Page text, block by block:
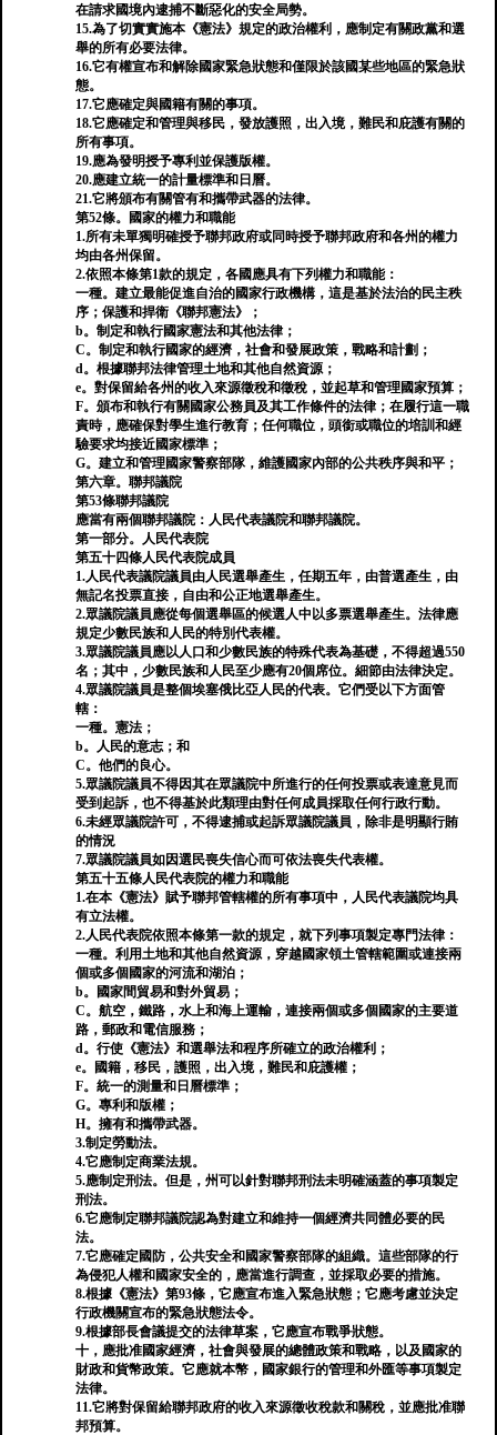
在請求國境內逮捕不斷惡化的安全局勢。
15.為了切實實施本《憲法》規定的政治權利，應制定有關政黨和選
舉的所有必要法律。
16.它有權宣布和解除國家緊急狀態和僅限於該國某些地區的緊急狀
態。
17.它應確定與國籍有關的事項。
18.它應確定和管理與移民，發放護照，出入境，難民和庇護有關的
所有事項。
19.應為發明授予專利並保護版權。
20.應建立統一的計量標準和日曆。
21.它將頒布有關管有和攜帶武器的法律。
第52條。國家的權力和職能
1.所有未單獨明確授予聯邦政府或同時授予聯邦政府和各州的權力
均由各州保留。
2.依照本條第1款的規定，各國應具有下列權力和職能：
一種。建立最能促進自治的國家行政機構，這是基於法治的民主秩
序；保護和捍衛《聯邦憲法》；
b。制定和執行國家憲法和其他法律；
C。制定和執行國家的經濟，社會和發展政策，戰略和計劃；
d。根據聯邦法律管理土地和其他自然資源；
e。對保留給各州的收入來源徵稅和徵稅，並起草和管理國家預算；
F。頒布和執行有關國家公務員及其工作條件的法律；在履行這一職
責時，應確保對學生進行教育；任何職位，頭銜或職位的培訓和經
驗要求均接近國家標準；
G。建立和管理國家警察部隊，維護國家內部的公共秩序與和平；
第六章。聯邦議院
第53條聯邦議院
應當有兩個聯邦議院：人民代表議院和聯邦議院。
第一部分。人民代表院
第五十四條人民代表院成員
1.人民代表議院議員由人民選舉產生，任期五年，由普選產生，由
無記名投票直接，自由和公正地選舉產生。
2.眾議院議員應從每個選舉區的候選人中以多票選舉產生。法律應
規定少數民族和人民的特別代表權。
3.眾議院議員應以人口和少數民族的特殊代表為基礎，不得超過550
名；其中，少數民族和人民至少應有20個席位。細節由法律決定。
4.眾議院議員是整個埃塞俄比亞人民的代表。它們受以下方面管
轄：
一種。憲法；
b。人民的意志；和
C。他們的良心。
5.眾議院議員不得因其在眾議院中所進行的任何投票或表達意見而
受到起訴，也不得基於此類理由對任何成員採取任何行政行動。
6.未經眾議院許可，不得逮捕或起訴眾議院議員，除非是明顯行賄
的情況
7.眾議院議員如因選民喪失信心而可依法喪失代表權。
第五十五條人民代表院的權力和職能
1.在本《憲法》賦予聯邦管轄權的所有事項中，人民代表議院均具
有立法權。
2.人民代表院依照本條第一款的規定，就下列事項製定專門法律：
一種。利用土地和其他自然資源，穿越國家領土管轄範圍或連接兩
個或多個國家的河流和湖泊；
b。國家間貿易和對外貿易；
C。航空，鐵路，水上和海上運輸，連接兩個或多個國家的主要道
路，郵政和電信服務；
d。行使《憲法》和選舉法和程序所確立的政治權利；
e。國籍，移民，護照，出入境，難民和庇護權；
F。統一的測量和日曆標準；
G。專利和版權；
H。擁有和攜帶武器。
3.制定勞動法。
4.它應制定商業法規。
5.應制定刑法。但是，州可以針對聯邦刑法未明確涵蓋的事項製定
刑法。
6.它應制定聯邦議院認為對建立和維持一個經濟共同體必要的民
法。
7.它應確定國防，公共安全和國家警察部隊的組織。這些部隊的行
為侵犯人權和國家安全的，應當進行調查，並採取必要的措施。
8.根據《憲法》第93條，它應宣布進入緊急狀態；它應考慮並決定
行政機關宣布的緊急狀態法令。
9.根據部長會議提交的法律草案，它應宣布戰爭狀態。
十，應批准國家經濟，社會與發展的總體政策和戰略，以及國家的
財政和貨幣政策。它應就本幣，國家銀行的管理和外匯等事項製定
法律。
11.它將對保留給聯邦政府的收入來源徵收稅款和關稅，並應批准聯
邦預算。